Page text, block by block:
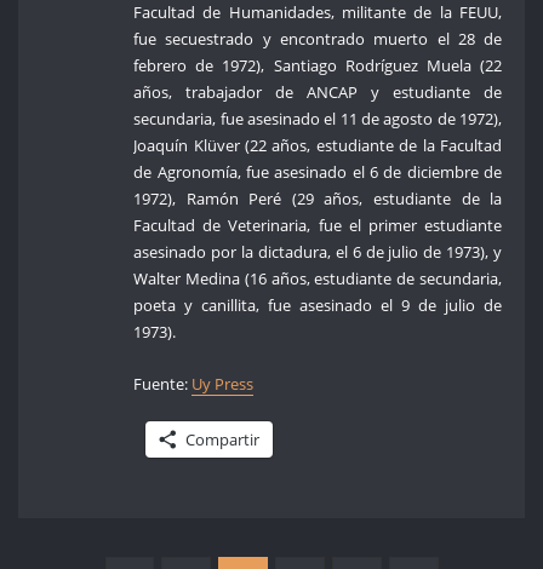
Facultad de Humanidades, militante de la FEUU,
fue secuestrado y encontrado muerto el 28 de
febrero de 1972), Santiago Rodríguez Muela (22
años, trabajador de ANCAP y estudiante de
secundaria, fue asesinado el 11 de agosto de 1972),
Joaquín Klüver (22 años, estudiante de la Facultad
de Agronomía, fue asesinado el 6 de diciembre de
1972), Ramón Peré (29 años, estudiante de la
Facultad de Veterinaria, fue el primer estudiante
asesinado por la dictadura, el 6 de julio de 1973), y
Walter Medina (16 años, estudiante de secundaria,
poeta y canillita, fue asesinado el 9 de julio de
1973).
Fuente: Uy Press
Compartir